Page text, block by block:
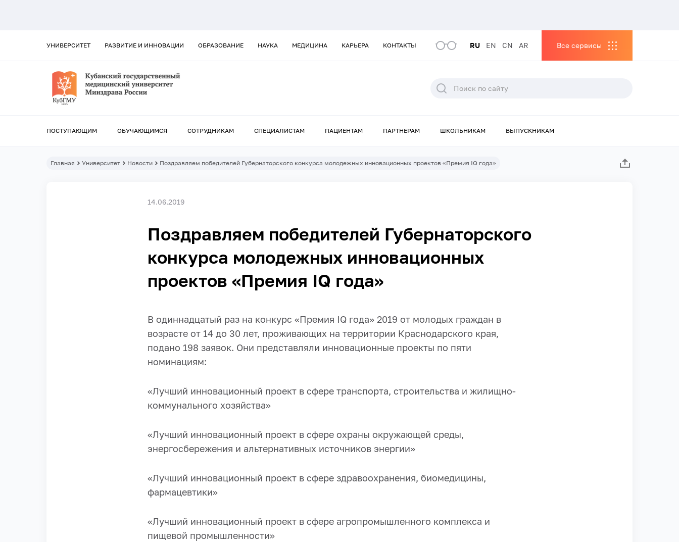
УНИВЕРСИТЕТ РАЗВИТИЕ И ИННОВАЦИИ ОБРАЗОВАНИЕ НАУКА МЕДИЦИНА КАРЬЕРА КОНТАКТЫ RU EN CN AR Все сервисы
ПОСТУПАЮЩИМ ОБУЧАЮЩИМСЯ СОТРУДНИКАМ СПЕЦИАЛИСТАМ ПАЦИЕНТАМ ПАРТНЕРАМ ШКОЛЬНИКАМ ВЫПУСКНИКАМ
Главная Университет Новости Поздравляем победителей Губернаторского конкурса молодежных инновационных проектов «Премия IQ года»
14.06.2019
Поздравляем победителей Губернаторского
конкурса молодежных инновационных
проектов «Премия IQ года»
В одиннадцатый раз на конкурс «Премия IQ года» 2019 от молодых граждан в
возрасте от 14 до 30 лет, проживающих на территории Краснодарского края,
подано 198 заявок. Они представляли инновационные проекты по пяти
номинациям:
«Лучший инновационный проект в сфере транспорта, строительства и жилищно-
коммунального хозяйства»
«Лучший инновационный проект в сфере охраны окружающей среды,
энергосбережения и альтернативных источников энергии»
«Лучший инновационный проект в сфере здравоохранения, биомедицины,
фармацевтики»
«Лучший инновационный проект в сфере агропромышленного комплекса и
пищевой промышленности»